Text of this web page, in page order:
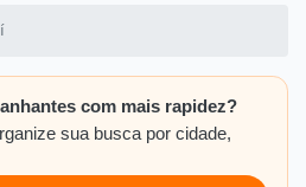
com mais rapidez?
sua busca por cidade,